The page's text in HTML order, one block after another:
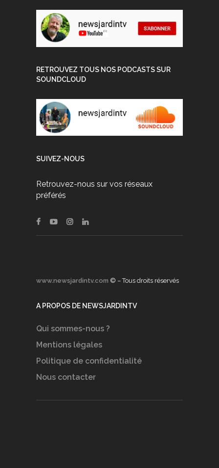
RETROUVEZ TOUS NOS PODCASTS SUR
SOUNDCLOUD
SUIVEZ-NOUS
Retrouvez-nous sur vos réseaux
préférés
www.newsjardintv.com © – Tous droits réservés
A PROPOS DE NEWSJARDINTV
Qui sommes-nous ?
Mentions légales
Politique de confidentialité
Nous contacter